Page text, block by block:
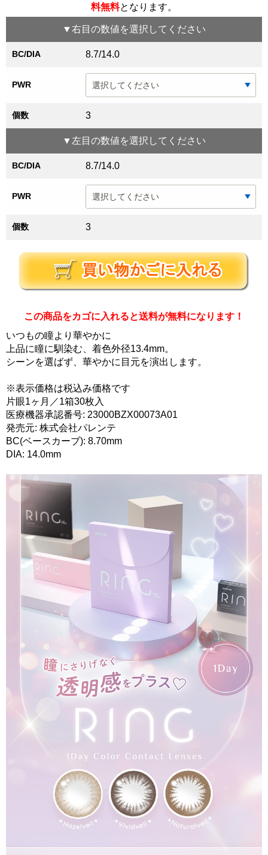
料無料となります。
▼右目 の数値を選択してください
BC/DIA 8.7/14.0
PWR
個数 3
▼ 左目 の数値を選択してください
BC/DIA 8.7/14.0
PWR
個数 3
この商品をカゴに入れると送料が無料になります！
いつもの瞳より華やかに
上品に瞳に馴染む、着色外径13.4mm。
シーンを選ばず、華やかに目元を演出します。
※表示価格は税込み価格です
片眼1ヶ月／1箱30枚入
医療機器承認番号: 23000BZX00073A01
発売元: 株式会社パレンテ
BC(ベースカーブ): 8.70mm
DIA: 14.0mm